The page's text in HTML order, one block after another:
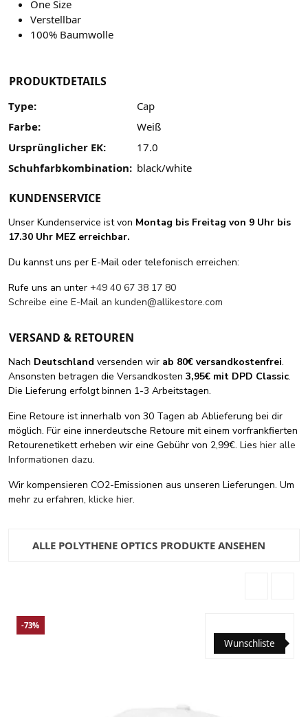
One Size
Verstellbar
100% Baumwolle
PRODUKTDETAILS
Type:
Cap
Farbe:
Weiß
Ursprünglicher EK:
17.0
Schuhfarbkombination: black/white
KUNDENSERVICE
Unser Kundenservice ist von Montag bis Freitag von 9 Uhr bis
17.30 Uhr MEZ erreichbar.
Du kannst uns per E-Mail oder telefonisch erreichen:
Rufe uns an unter +49 40 67 38 17 80
Schreibe eine E-Mail an kunden@allikestore.com
VERSAND & RETOUREN
Nach Deutschland versenden wir ab 80€ versandkostenfrei.
Ansonsten betragen die Versandkosten 3,95€ mit DPD Classic.
Die Lieferung erfolgt binnen 1-3 Arbeitstagen.
Eine Retoure ist innerhalb von 30 Tagen ab Ablieferung bei dir
möglich. Für eine innerdeutsche Retoure mit einem vorfrankfierten
Retourenetikett erheben wir eine Gebühr von 2,99€. Lies hier alle
Informationen dazu.
Wir kompensieren CO2-Emissionen aus unseren Lieferungen. Um
mehr zu erfahren, klicke hier.
ALLE POLYTHENE OPTICS PRODUKTE ANSEHEN
Wunschliste
-73%